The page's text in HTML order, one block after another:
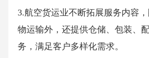
3.航空货运业不断拓展服务内容
物运输外，还提供仓储、包装、
务，满足客户多样化需求。